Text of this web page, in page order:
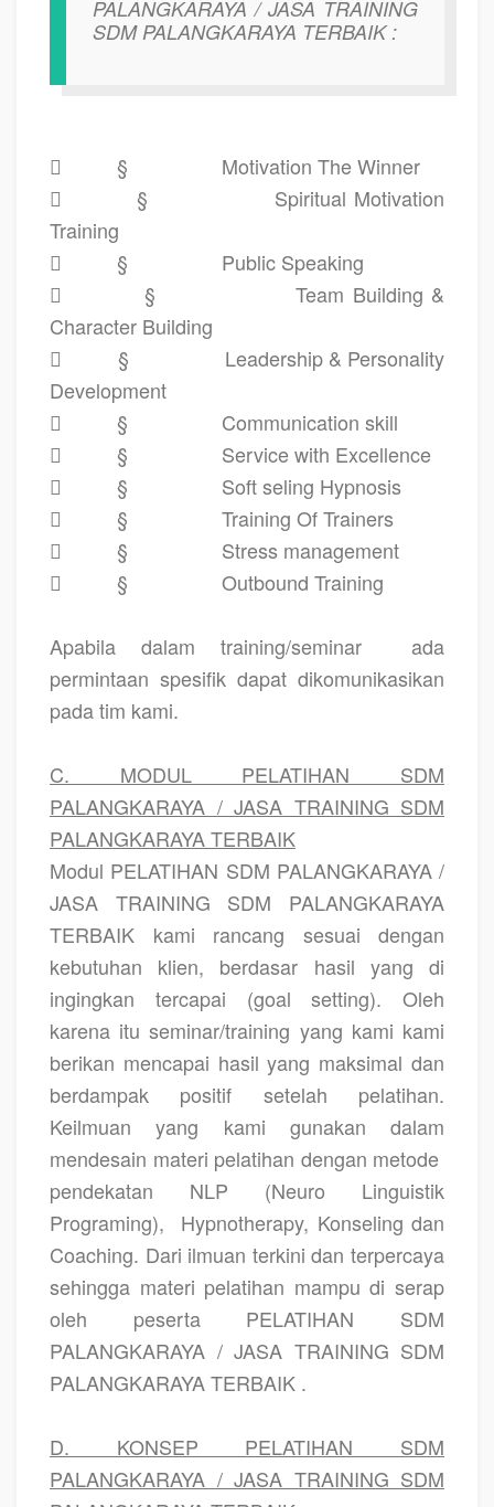
PALANGKARAYA / JASA TRAINING
SDM PALANGKARAYA TERBAIK :
 §
Motivation The Winner

§
Spiritual Motivation
Training

§
Public Speaking

§
Team Building &
Character Building

§
Leadership & Personality
Development

§
Communication skill

§
Service with Excellence

§
Soft seling Hypnosis

§
Training Of Trainers

§
Stress management

§ Outbound Training
Apabila dalam training/seminar
ada
permintaan spesifik dapat dikomunikasikan
pada tim kami.
C. MODUL PELATIHAN SDM
PALANGKARAYA / JASA TRAINING SDM
PALANGKARAYA TERBAIK
Modul PELATIHAN SDM PALANGKARAYA /
JASA TRAINING SDM PALANGKARAYA
TERBAIK kami rancang sesuai dengan
kebutuhan klien, berdasar hasil yang di
ingingkan tercapai (goal setting). Oleh
karena itu seminar/training yang kami kami
berikan mencapai hasil yang maksimal dan
berdampak positif setelah pelatihan.
Keilmuan yang kami gunakan dalam
mendesain materi pelatihan dengan metode
pendekatan NLP (Neuro Linguistik
Programing),
Hypnotherapy, Konseling dan
Coaching. Dari ilmuan terkini dan terpercaya
sehingga materi pelatihan mampu di serap
oleh peserta PELATIHAN SDM
PALANGKARAYA / JASA TRAINING SDM
PALANGKARAYA TERBAIK .
D. KONSEP PELATIHAN SDM
PALANGKARAYA / JASA TRAINING SDM